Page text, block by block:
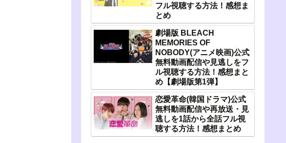
フル視聴する方法！感想ま
とめ
劇場版 BLEACH
MEMORIES OF
NOBODY(アニメ映画)公式
無料動画配信や見逃しをフ
ル視聴する方法！感想まと
め【劇場版第1弾】
恋愛革命(韓国ドラマ)公式
無料動画配信や再放送・見
逃しを1話から全話フル視
聴する方法！感想まとめ